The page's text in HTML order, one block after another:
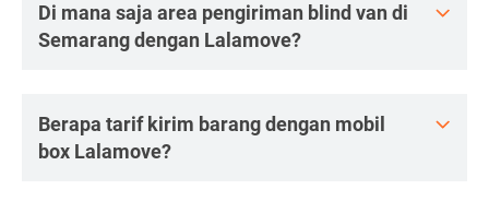
Di mana saja area pengiriman blind van di
Semarang dengan Lalamove?
Berapa tarif kirim barang dengan mobil
box Lalamove?